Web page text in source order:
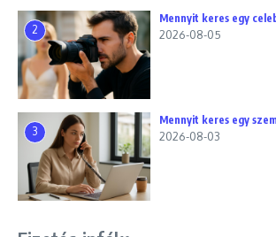
2
Mennyit keres egy
2026-08-05
3
Mennyit keres egy
2026-08-03